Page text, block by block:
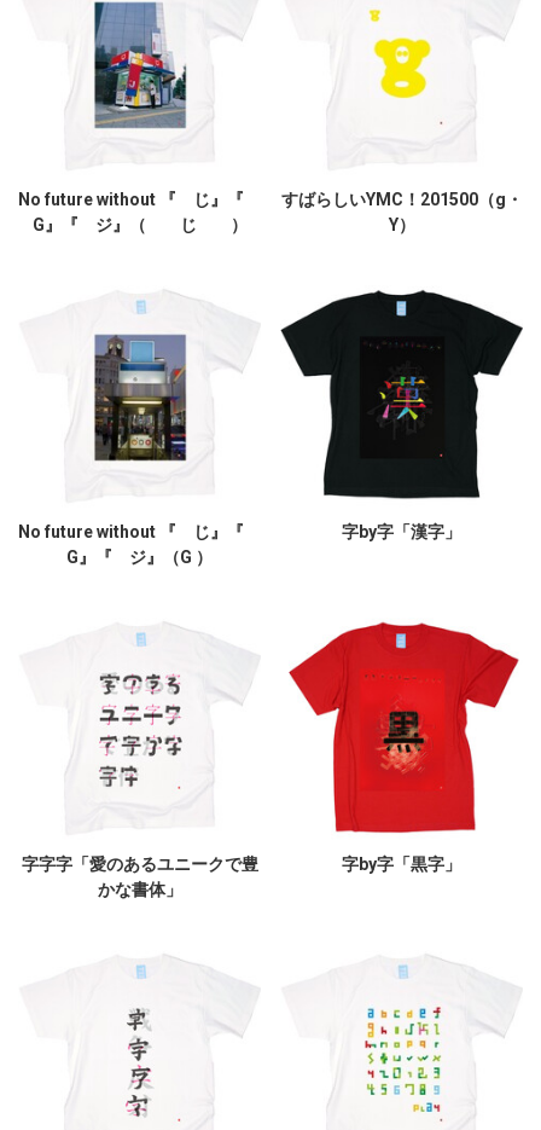
No future without 『 じ』『
G』『 ジ』（ じ ）
すばらしいYMC！201500（g・
Y）
No future without 『 じ』『
G』『 ジ』（G ）
字by字「漢字」
字字字「愛のあるユニークで豊
かな書体」
字by字「黒字」